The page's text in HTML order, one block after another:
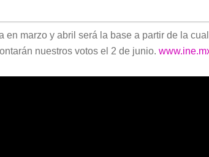
marzo y abril será la base a partir de la
nuestros votos el 2 de junio.